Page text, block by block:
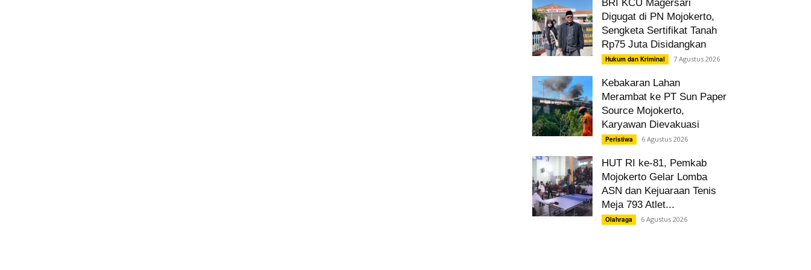
BRI KCU Magersari
Digugat di PN Mojokerto,
Sengketa Sertifikat Tanah
Rp75 Juta Disidangkan
Hukum dan Kriminal 7 Agustus 2026
Kebakaran Lahan
Merambat ke PT Sun Paper
Source Mojokerto,
Karyawan Dievakuasi
Peristiwa 6 Agustus 2026
HUT RI ke-81, Pemkab
Mojokerto Gelar Lomba
ASN dan Kejuaraan Tenis
Meja 793 Atlet...
Olahraga 6 Agustus 2026